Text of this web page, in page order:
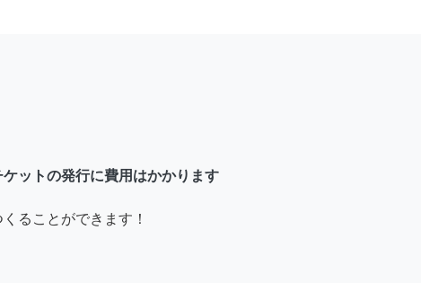
ットの発行に費用はかかります
ることができます！